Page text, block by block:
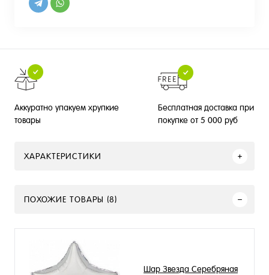
Аккуратно упакуем хрупкие
товары
Бесплатная доставка при
покупке от 5 000 руб
ХАРАКТЕРИСТИКИ
ПОХОЖИЕ ТОВАРЫ (8)
Шар Звезда Серебряная